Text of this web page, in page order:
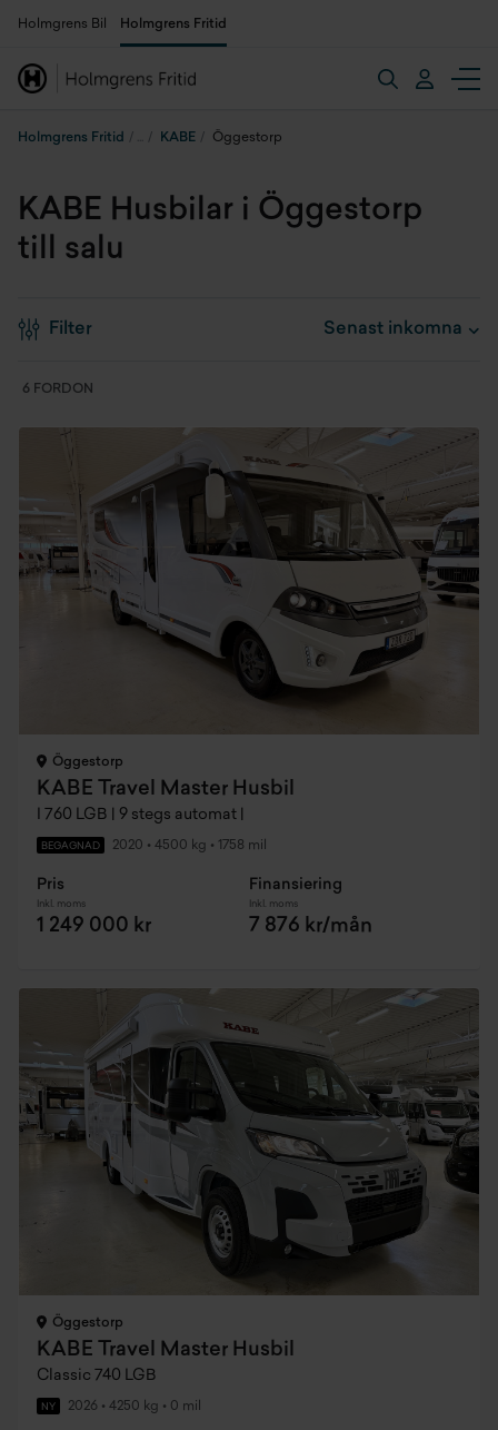
Holmgrens Bil Holmgrens Fritid
Holmgrens Fritid KABE Öggestorp
KABE Husbilar i Öggestorp
till salu
Filter
6 FORDON
Öggestorp
KABE Travel Master Husbil
I 760 LGB | 9 stegs automat |
BEGAGNAD 2020 • 4500 kg • 1758 mil
Pris
Inkl. moms
1 249 000 kr
Finansiering
Inkl. moms
7 876 kr/mån
Öggestorp
KABE Travel Master Husbil
Classic 740 LGB
NY 2026 • 4250 kg • 0 mil